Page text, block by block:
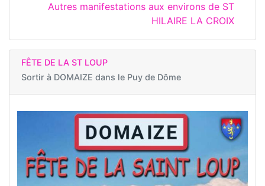
Autres manifestations aux environs de ST
HILAIRE LA CROIX
FÊTE DE LA ST LOUP
Sortir à DOMAIZE dans le Puy de Dôme